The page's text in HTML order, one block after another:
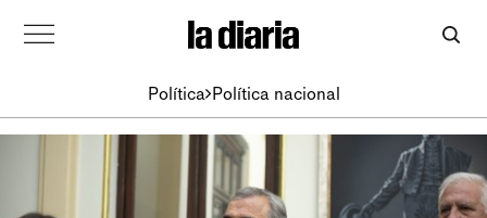
Política Política nacional